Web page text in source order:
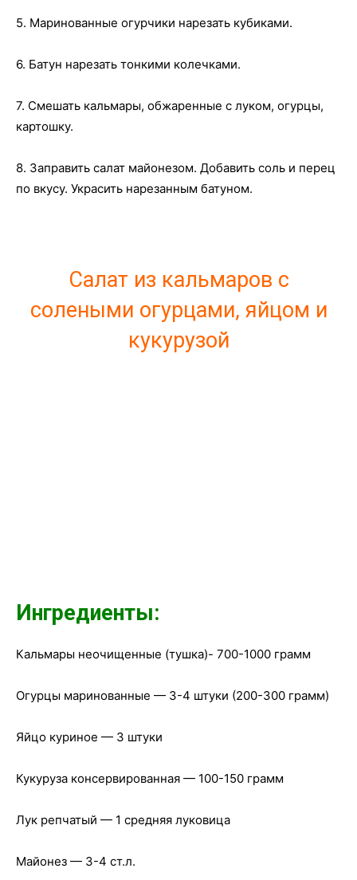
5. Маринованные огурчики нарезать кубиками.
6. Батун нарезать тонкими колечками.
7. Смешать кальмары, обжаренные с луком, огурцы,
картошку.
8. Заправить салат майонезом. Добавить соль и перец
по вкусу. Украсить нарезанным батуном.
Салат из кальмаров с
солеными огурцами, яйцом и
кукурузой
Ингредиенты:
Кальмары неочищенные (тушка)- 700-1000 грамм
Огурцы маринованные — 3-4 штуки (200-300 грамм)
Яйцо куриное — 3 штуки
Кукуруза консервированная — 100-150 грамм
Лук репчатый — 1 средняя луковица
Майонез — 3-4 ст.л.